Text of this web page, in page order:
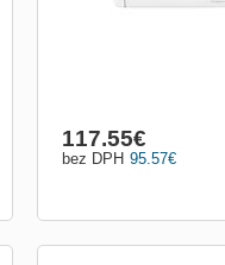
95.57€
bez DPH
117.55€